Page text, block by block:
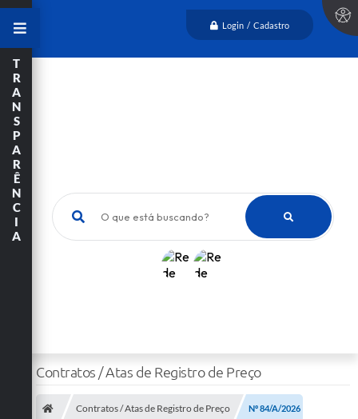
Login / Cadastro
O que está buscando?
T
R
A
N
S
P
A
R
Ê
N
C
I
A
Contratos / Atas de Registro de Preço
Contratos / Atas de Registro de Preço Nº 84/A/2026